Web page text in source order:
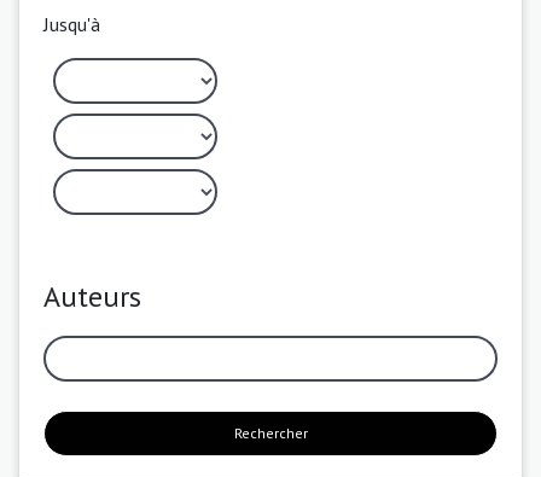
Jusqu'à
Auteurs
Rechercher